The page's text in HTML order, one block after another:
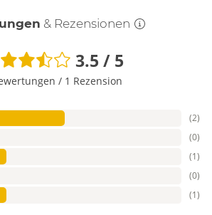
Schlaufe um den Schaft, dann die
um die Hoden, wenn du magst. Ziehe so
Nach 20–30 Minuten kurz lockern
Frage stellen
& Rezensionen
3.5 / 5
/ 1 Rezension
(2)
(0)
(1)
(0)
(1)